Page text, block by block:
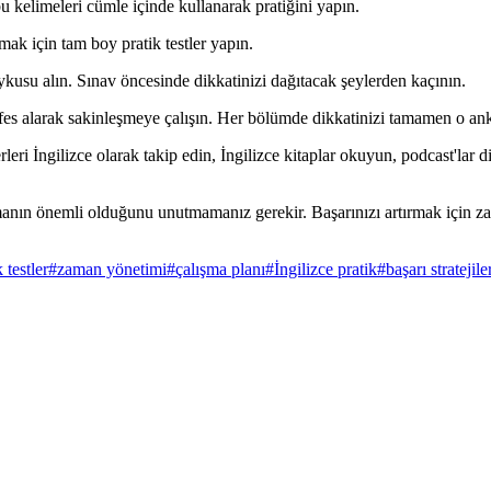
kelimeleri cümle içinde kullanarak pratiğini yapın.
için tam boy pratik testler yapın.
alın. Sınav öncesinde dikkatinizi dağıtacak şeylerden kaçının.
alarak sakinleşmeye çalışın. Her bölümde dikkatinizi tamamen
İngilizce olarak takip edin, İngilizce kitaplar okuyun, podcast'lar
önemli olduğunu unutmamanız gerekir. Başarınızı artırmak için
testler#zaman yönetimi#çalışma planı#İngilizce pratik#başarı